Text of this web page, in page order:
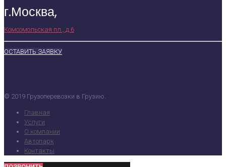
г.Москва,
Комсомольская пл., д.6
ОСТАВИТЬ ЗАЯВКУ
© 2019 Грузоперевозки в Грузию.
Главная
Услуги
О компании
Автопарк
Контакты